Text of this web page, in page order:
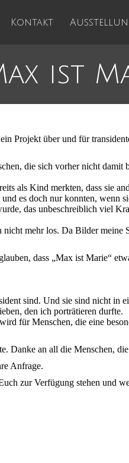
Kontakt
ist
Projekt über und für
die sich vorher nicht damit
als Kind merkten, dass sie
es doch nur konnten, wenn
das unbeschreiblich viel
mehr los. Da Bilder meine
dass „Max ist Marie“
sind. Und sie sind nicht in
den ich porträtieren durfte.
für Menschen, die eine
Danke an all die Menschen,
Anfrage.
zur Verfügung stehen und